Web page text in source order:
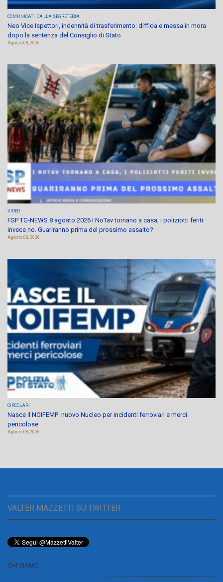
COMUNICATI DALLA SEGRETERIA
Neo Vice Ispettori, indennità di trasferimento: diffida e messa in mora
dopo la sentenza del Consiglio di Stato
Agosto 08, 2026
VIDEO
FSP TG-NEWS 8 agosto 2026 I NoTav tornano a casa, i poliziotti feriti
invece no. Guariranno prima del prossimo assalto?
Agosto 08, 2026
CIRCOLARI
Nasce il NOIFEMP: nuovo Nucleo per incidenti ferroviari e merci
pericolose
Agosto 08, 2026
VALTER MAZZETTI SU TWITTER
CHI SIAMO